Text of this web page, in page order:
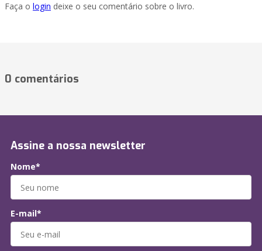
Faça o login deixe o seu comentário sobre o livro.
0 comentários
Assine a nossa newsletter
Nome*
E-mail*